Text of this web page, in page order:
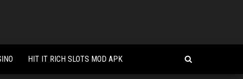
HIT IT RICH SLOTS MOD APK